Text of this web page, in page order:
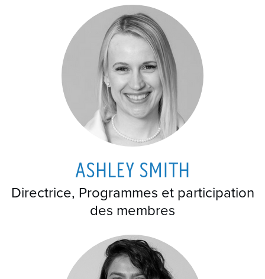
ASHLEY SMITH
Directrice, Programmes et participation
des membres